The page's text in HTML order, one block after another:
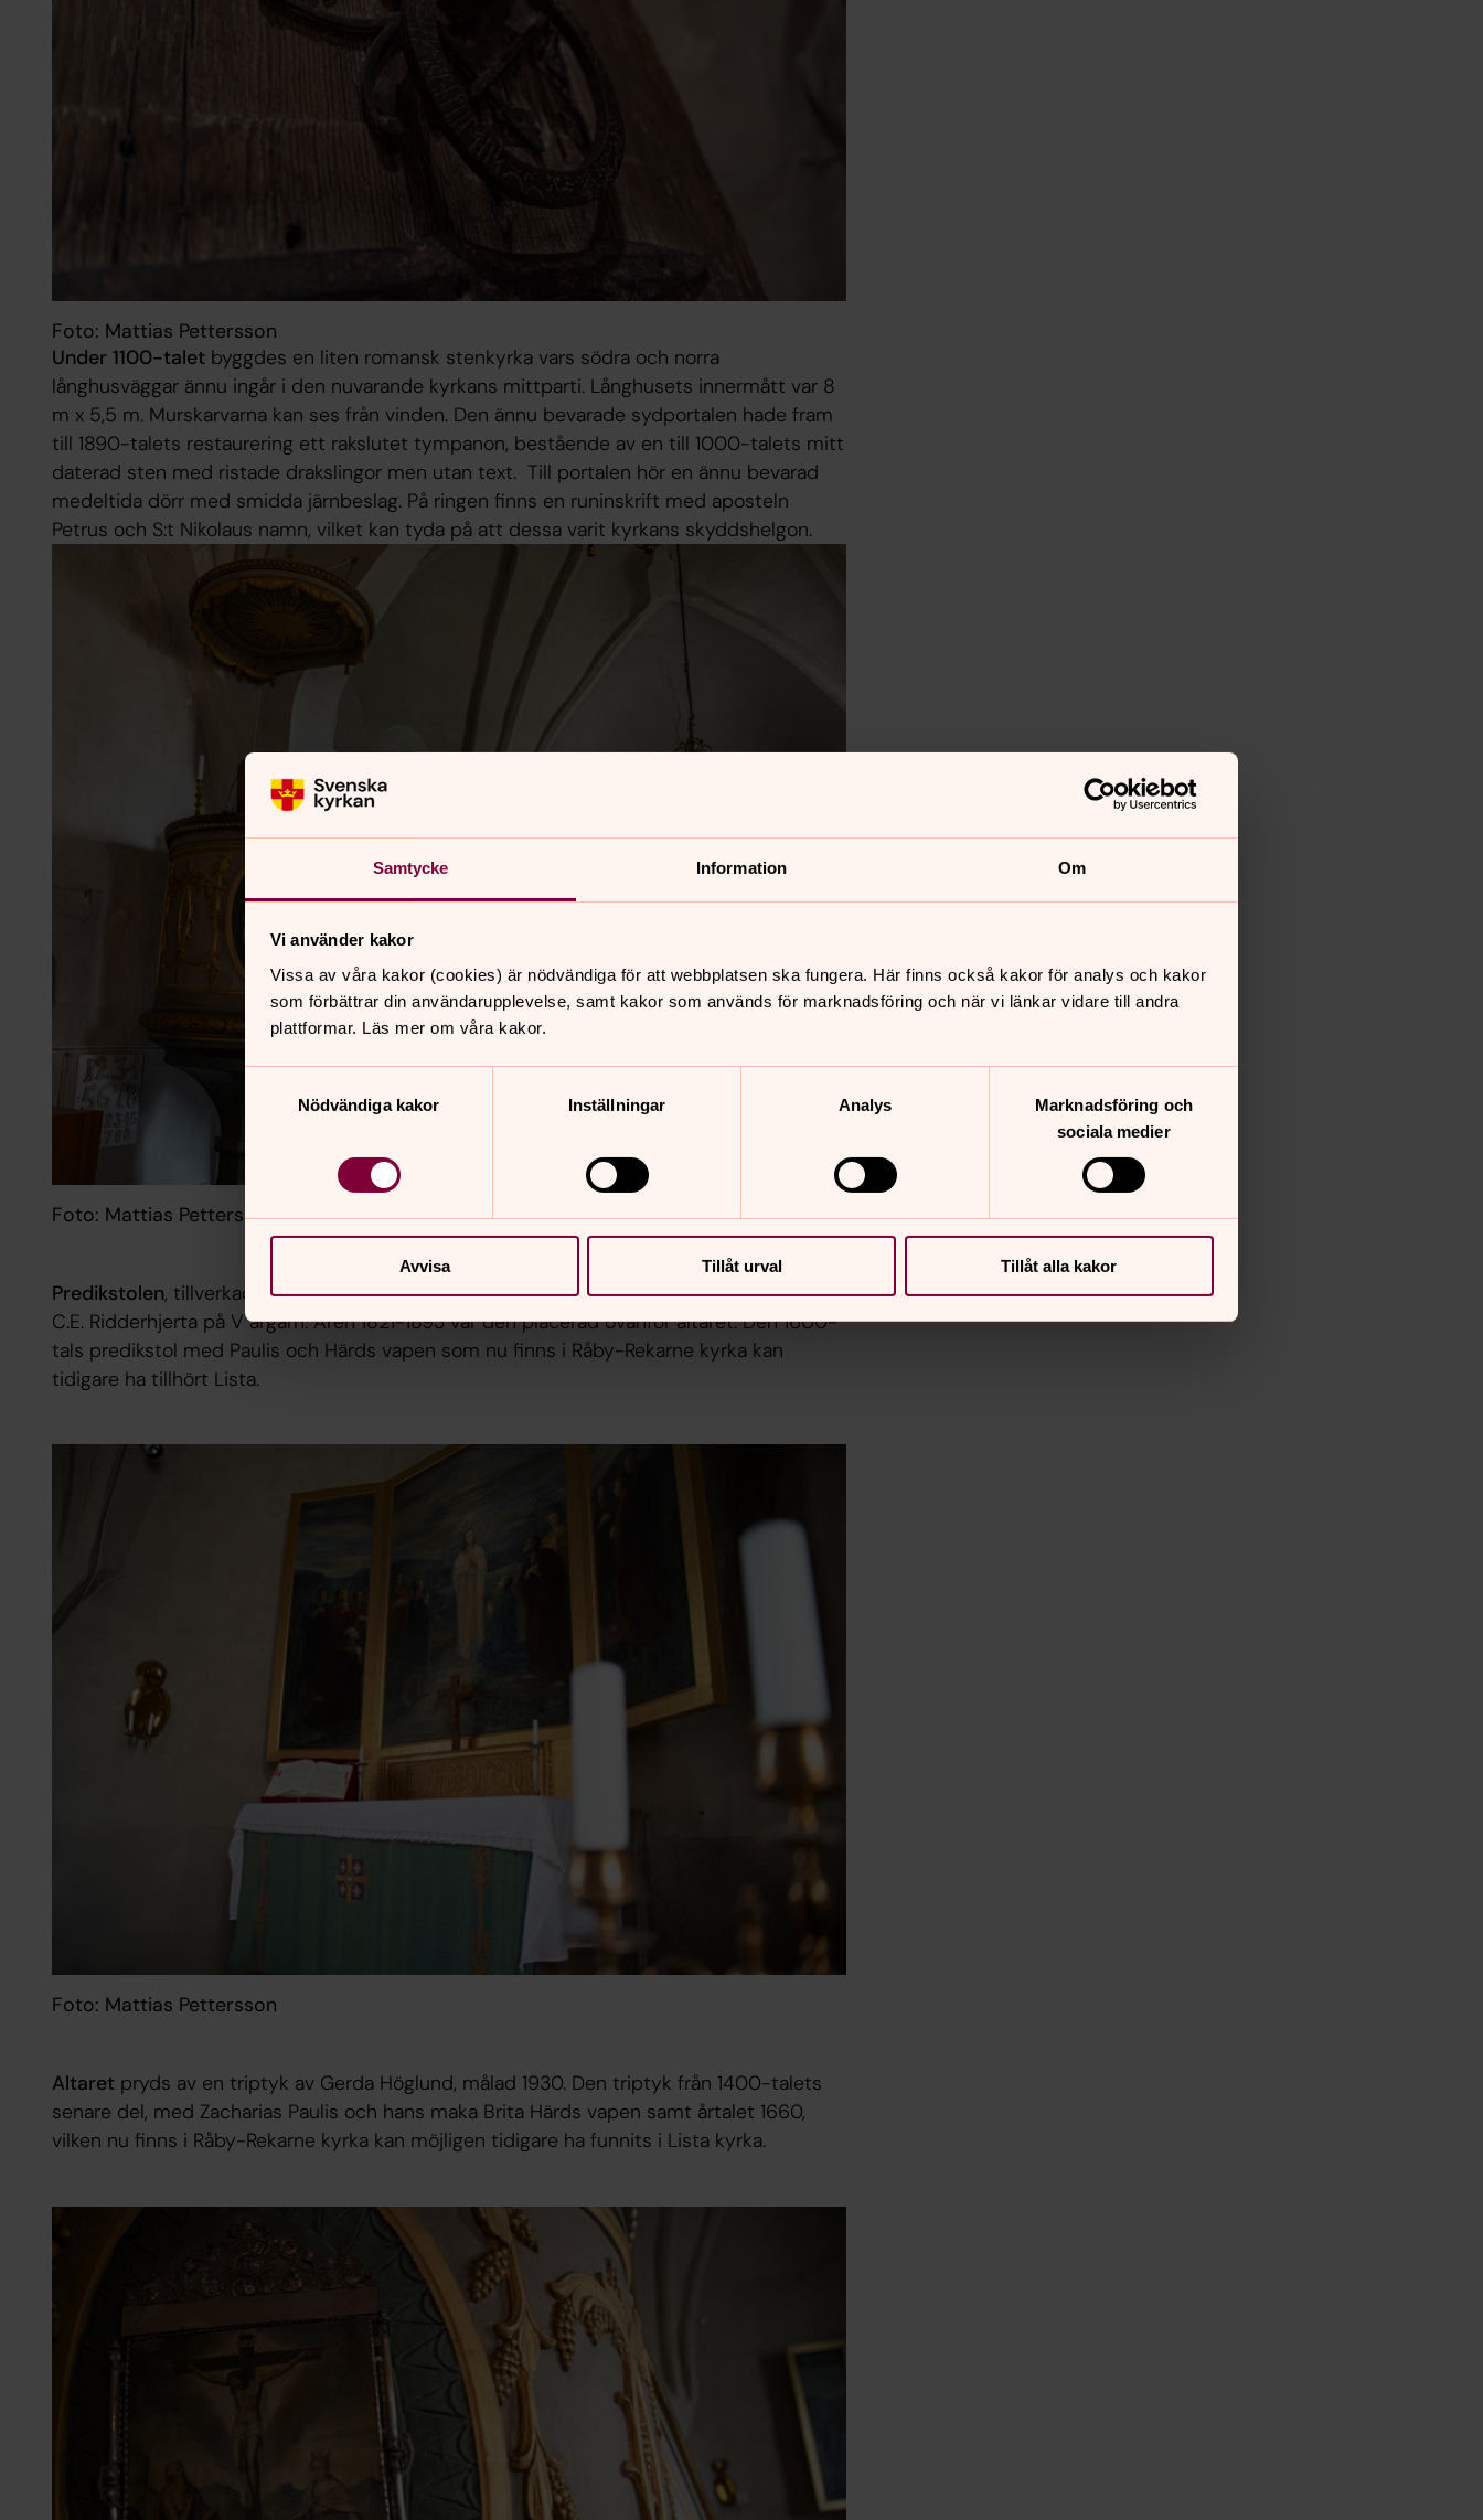
Samtycke Information Om
Vi använder kakor
Vissa av våra kakor (cookies) är nödvändiga för att webbplatsen ska fungera. Här finns också kakor för analys och kakor
som förbättrar din användarupplevelse, samt kakor som används för marknadsföring och när vi länkar vidare till andra
plattformar. Läs mer om våra kakor.
Nödvändiga kakor
Inställningar Analys
Marknadsföring och
sociala medier
Avvisa Tillåt urval Tillåt alla kakor
Foto: Mattias Pettersson
Under 1100-taletbyggdes en liten romansk stenkyrka vars södra och norra
långhusväggar ännu ingår i den nuvarande kyrkans mittparti. Långhusets inner­mått var 8
m x 5,5 m. Murskarvarna kan ses från vinden. Den ännu bevarade sydportalen hade fram
till 1890-talets restaurering ett rakslutet tympanon, bestående av en till 1000-talets mitt
date­rad sten med ristade drakslingor men utan text. Till portalen hör en ännu bevarad
medeltida dörr med smidda järnbeslag. På ringen finns en runinskrift med aposteln
Petrus och S:t Nikolaus namn, vilket kan tyda på att dessa varit kyrkans skyddshelgon.
Foto: Mattias Pettersson
Predikstolen, tillver­kad av snickaren Nils Hell­ström i Jäder och skänktes 1801 av löjtnant
C.E. Rid­derhjerta på V argarn. Åren 1821-1893 var den placerad ovanför altaret. Den 1600-
tals predikstol med Paulis och Härds vapen som nu finns i Råby-Rekarne kyrka kan
tidigare ha tillhört Lista.
Foto: Mattias Pettersson
Altaretpryds av en triptyk av Gerda Höglund, målad 1930. Den triptyk från 1400-talets
senare del, med Zacharias Paulis och hans maka Brita Härds vapen samt årtalet 1660,
vilken nu finns i Råby-Rekarne kyrka kan möjligen tidigare ha funnits i Lista kyrka.